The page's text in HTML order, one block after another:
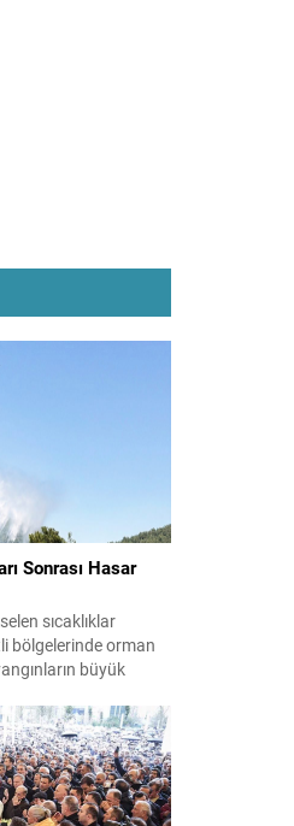
Sonrası Hasar
sıcaklıklar
bölgelerinde orman
büyük
dikkatli olmaya
İklim Değişikliği
yapılan hasar
ve etkilenenlerin
Kayıtlar ve